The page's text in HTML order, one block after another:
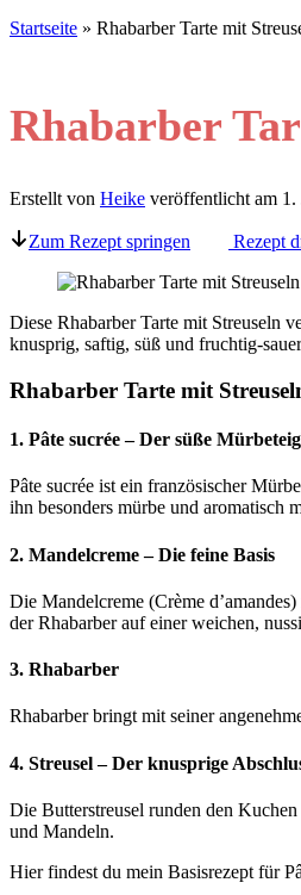
Startseite » Rhabarber Tarte mit
Rhabarber
Erstellt von Heike veröffentlicht am 1.
Zum Rezept springen Rezept
Diese Rhabarber Tarte mit Streuseln
knusprig, saftig, süß und fruchtig-
Rhabarber Tarte mit
1. Pâte sucrée – Der süße
Pâte sucrée ist ein französischer
ihn besonders mürbe und aromatisch
2. Mandelcreme – Die feine Basis
Die Mandelcreme (Crème
der Rhabarber auf einer weichen,
3. Rhabarber
Rhabarber bringt mit seiner
4. Streusel – Der knusprige
Die Butterstreusel runden den
und Mandeln.
Hier findest du mein Basisrezept für